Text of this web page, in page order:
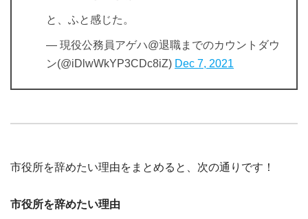
と、ふと感じた。
— 現役公務員アゲハ@退職までのカウントダウ
ン(@iDlwWkYP3CDc8iZ) Dec 7, 2021
市役所を辞めたい理由をまとめると、次の通りです！
市役所を辞めたい理由